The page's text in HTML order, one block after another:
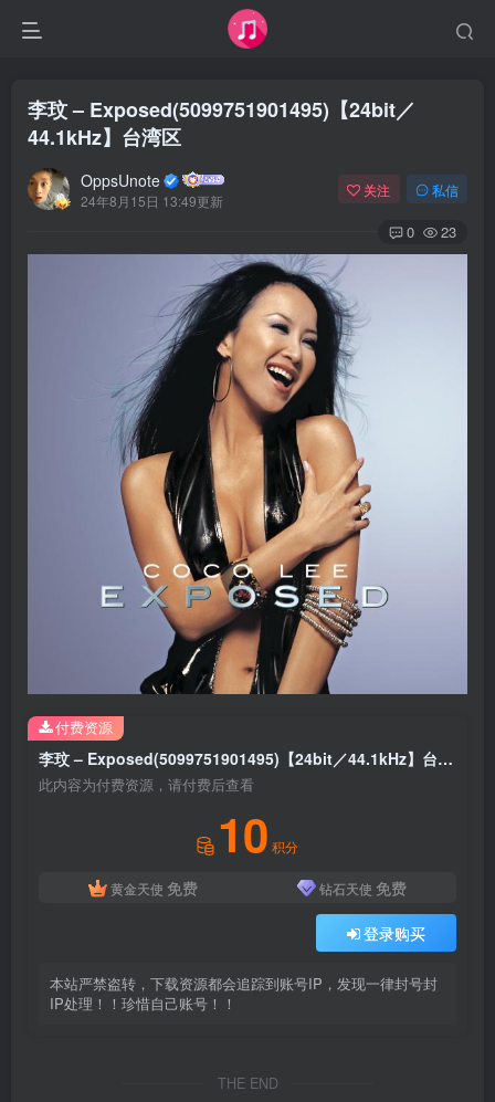
李玟 – Exposed(5099751901495)【24bit／
44.1kHz】台湾区
OppsUnote
24年8月15日 13:49更新
关注 私信
0 23
李玟 – Exposed(5099751901495)【24bit／44.1kHz】台湾区
此内容为付费资源，请付费后查看
10 积分
黄金天使 免费 钻石天使 免费
登录购买
本站严禁盗转，下载资源都会追踪到账号IP，发现一律封号封
IP处理！！珍惜自己账号！！
付费资源
THE END